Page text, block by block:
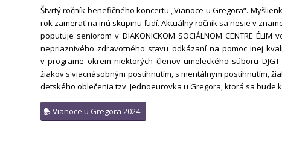
Štvrtý ročník benefičného koncertu „Vianoce u Gregora“.
rok zamerať na inú skupinu ľudí. Aktuálny ročník sa nesie v
poputuje seniorom v DIAKONICKOM SOCIÁLNOM CENTRE
nepriaznivého zdravotného stavu odkázaní na pomoc inej
v programe okrem niektorých členov umeleckého súboru
žiakov s viacnásobným postihnutím, s mentálnym postihnutím,
detského oblečenia tzv. Jednoeurovka u Gregora, ktorá sa bude
Vianoce u Gregora 2024